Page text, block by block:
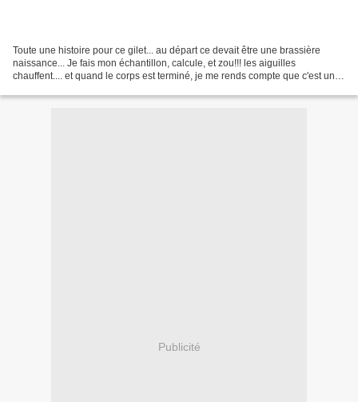
Toute une histoire pour ce gilet... au départ ce devait être une brassière
naissance... Je fais mon échantillon, calcule, et zou!!! les aiguilles
chauffent.... et quand le corps est terminé, je me rends compte que c'est un
Publicité